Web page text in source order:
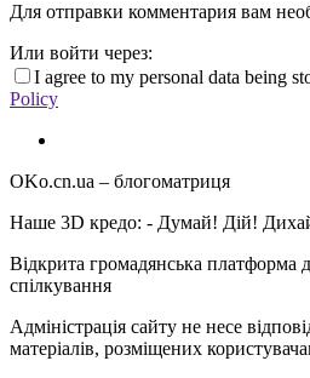
Для отправки комментария вам
Или войти через:
I agree to my personal data being
Policy
OKo.cn.ua – блогоматриця
Наше 3D кредо: - Думай! Дій!
Відкрита громадянська платформа
спілкування
Адміністрація сайту не несе
матеріалів, розміщених